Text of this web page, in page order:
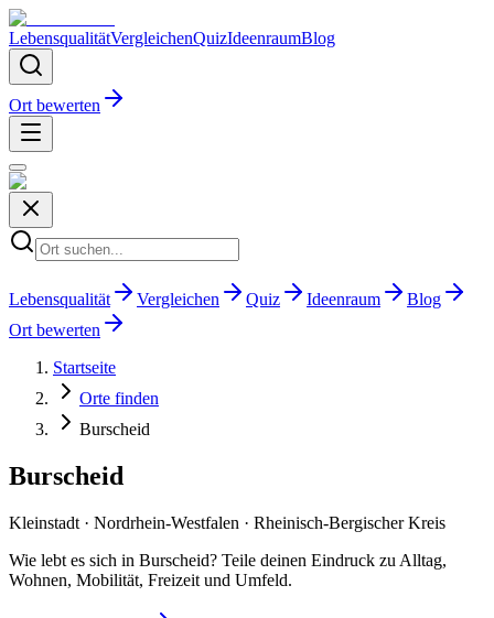
LebensqualitätVergleichenQuizIdeenraumBlog
Ort bewerten
Lebensqualität Vergleichen Quiz Ideenraum
Blog
Ort bewerten
Startseite
Orte finden
Burscheid
Burscheid
Kleinstadt · Nordrhein-Westfalen · Rheinisch-Bergischer Kreis
Wie lebt es sich in Burscheid? Teile deinen Eindruck zu Alltag,
Wohnen, Mobilität, Freizeit und Umfeld.